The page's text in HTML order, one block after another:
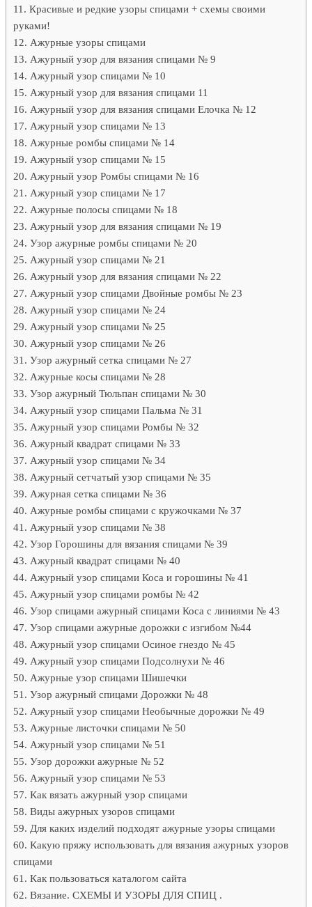
Красивые и редкие узоры спицами + схемы своими
руками!
Ажурные узоры спицами
Ажурный узор для вязания спицами № 9
Ажурный узор спицами № 10
Ажурный узор для вязания спицами 11
Ажурный узор для вязания спицами Елочка № 12
Ажурный узор спицами № 13
Ажурные ромбы спицами № 14
Ажурный узор спицами № 15
Ажурный узор Ромбы спицами № 16
Ажурный узор спицами № 17
Ажурные полосы спицами № 18
Ажурный узор для вязания спицами № 19
Узор ажурные ромбы спицами № 20
Ажурный узор спицами № 21
Ажурный узор для вязания спицами № 22
Ажурный узор спицами Двойные ромбы № 23
Ажурный узор спицами № 24
Ажурный узор спицами № 25
Ажурный узор спицами № 26
Узор ажурный сетка спицами № 27
Ажурные косы спицами № 28
Узор ажурный Тюльпан спицами № 30
Ажурный узор спицами Пальма № 31
Ажурный узор спицами Ромбы № 32
Ажурный квадрат спицами № 33
Ажурный узор спицами № 34
Ажурный сетчатый узор спицами № 35
Ажурная сетка спицами № 36
Ажурные ромбы спицами с кружочками № 37
Ажурный узор спицами № 38
Узор Горошины для вязания спицами № 39
Ажурный квадрат спицами № 40
Ажурный узор спицами Коса и горошины № 41
Ажурный узор спицами ромбы № 42
Узор спицами ажурный спицами Коса с линиями № 43
Узор спицами ажурные дорожки с изгибом №44
Ажурный узор спицами Осиное гнездо № 45
Ажурный узор спицами Подсолнухи № 46
Ажурные узор спицами Шишечки
Узор ажурный спицами Дорожки № 48
Ажурный узор спицами Необычные дорожки № 49
Ажурные листочки спицами № 50
Ажурный узор спицами № 51
Узор дорожки ажурные № 52
Ажурный узор спицами № 53
Как вязать ажурный узор спицами
Виды ажурных узоров спицами
Для каких изделий подходят ажурные узоры спицами
Какую пряжу использовать для вязания ажурных узоров
спицами
Как пользоваться каталогом сайта
Вязание. СХЕМЫ И УЗОРЫ ДЛЯ СПИЦ .